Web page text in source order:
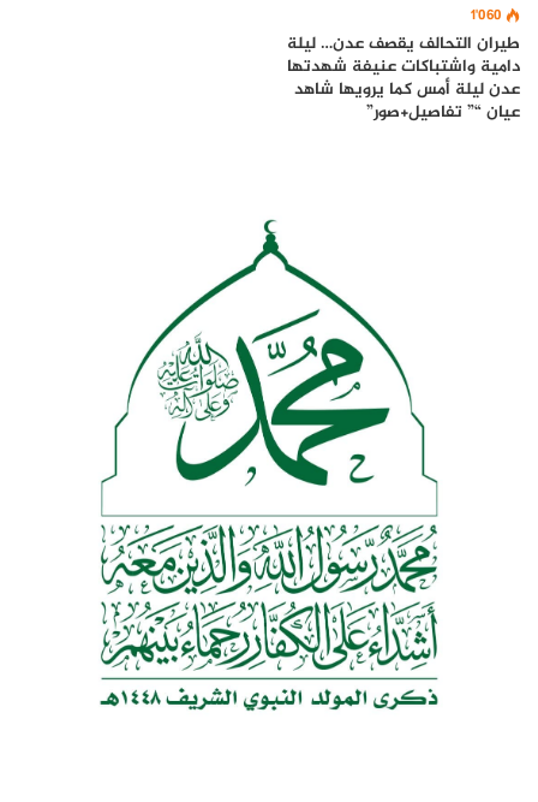
1٬060
طيران التحالف يقصف عدن… ليلة
دامية واشتباكات عنيفة شهدتها
عدن ليلة أمس كما يرويها شاهد
عيان “” تفاصيل+صور”